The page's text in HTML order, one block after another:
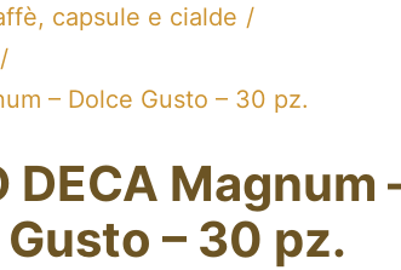
capsule e cialde
– Dolce Gusto – 30 pz.
DECA Magnum
– 30 pz.